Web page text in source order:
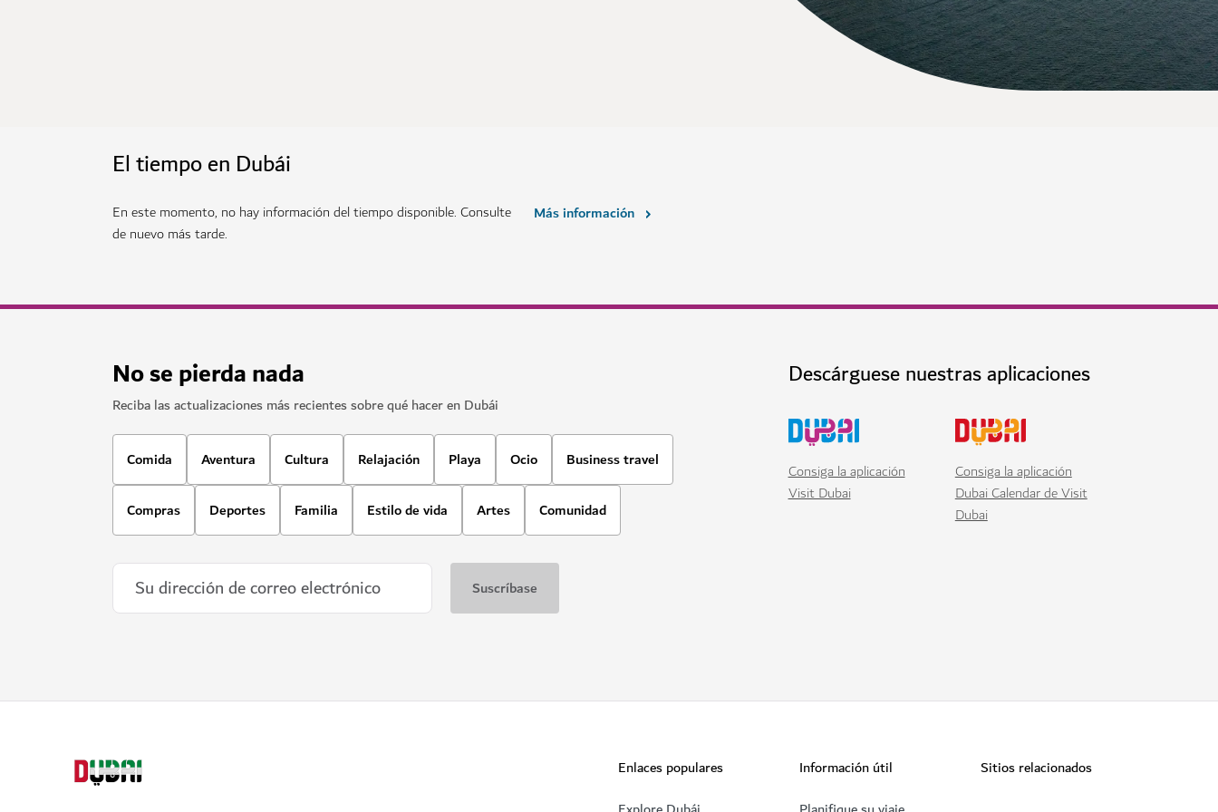
El tiempo en Dubái
En este momento, no hay información del tiempo disponible. Consulte
de nuevo más tarde.
Más información
No se pierda nada
Reciba las actualizaciones más recientes sobre qué hacer en Dubái
Comida Aventura Cultura Relajación Playa Ocio Business travel
Compras Deportes Familia Estilo de vida Artes Comunidad
Descárguese nuestras aplicaciones
Consiga la aplicación
Visit Dubai
Consiga la aplicación
Dubai Calendar de Visit
Dubai
Enlaces populares
Información útil
Sitios relacionados